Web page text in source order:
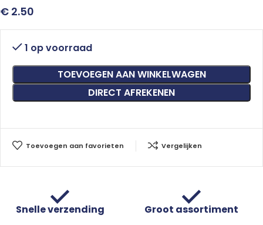
€ 2.50
1 op voorraad
TOEVOEGEN AAN WINKELWAGEN
DIRECT AFREKENEN
Toevoegen aan favorieten Vergelijken
Snelle verzending Groot assortiment